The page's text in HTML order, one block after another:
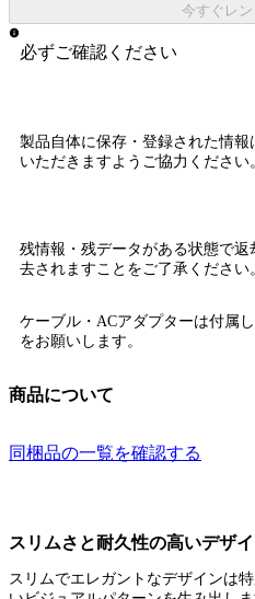
今すぐレ
必ずご確認ください
製品自体に保存・登録された情報
いただきますようご協力ください
残情報・残データがある状態で返
去されます ことをご了承ください
ケーブル・ACアダプターは付属
をお願いします。
商品について
同梱品の一覧を確認する
スリムさと耐久性の高いデザ
スリムでエレガントなデザインは